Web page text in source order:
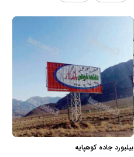
بیلبورد جاده کوهپایه